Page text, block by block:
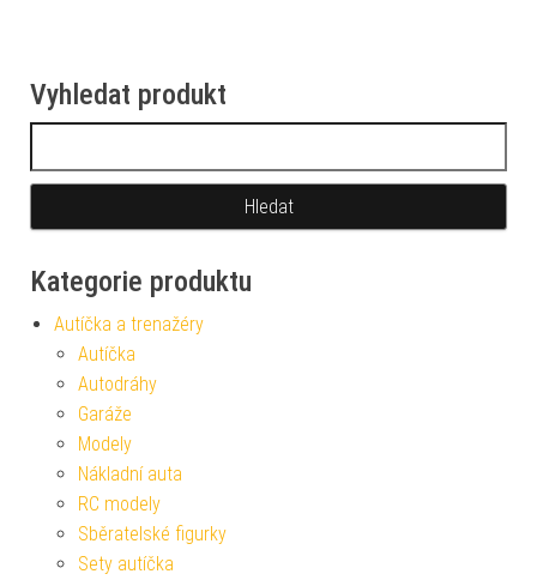
Vyhledat produkt
Kategorie produktu
Autíčka a trenažéry
Autíčka
Autodráhy
Garáže
Modely
Nákladní auta
RC modely
Sběratelské figurky
Sety autíčka